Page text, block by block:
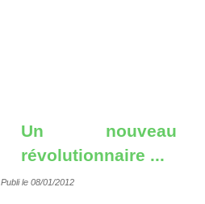
Un nouveau
révolutionnaire ...
Publi le 08/01/2012